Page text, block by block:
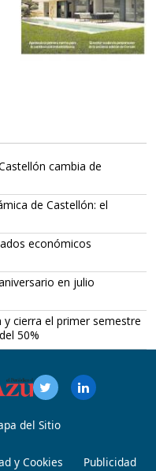
cambia de
de Castellón: el
económicos
en julio
cierra el primer semestre
50%
del Sitio
y Cookies Publicidad